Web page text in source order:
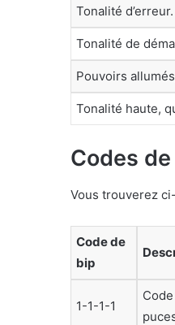
Tonalité
Tonalité de
Pouvoirs
Tonalité haute,
Codes
Vous trouverez
Code de
bip
1-1-1-1